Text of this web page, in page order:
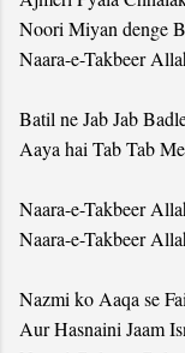
Noori Miyan denge
Naara-e-Takbeer
Batil ne Jab Jab
Aaya hai Tab Tab
Naara-e-Takbeer
Naara-e-Takbeer
Nazmi ko Aaqa se
Aur Hasnaini Jaam